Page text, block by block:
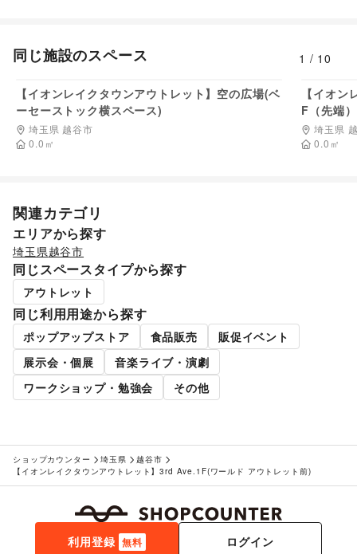
同じ施設のスペース 1 / 10
【イオンレイクタウンアウトレット】空の広場(ベ
ーセーストック横スペース)
埼玉県 越谷市
0.0 ㎡
【イオ
F（先端
埼玉県
0.0 ㎡
関連カテゴリ
エリアから探す
埼玉県越谷市
同じスペースタイプから探す
アウトレット
同じ利用用途から探す
ポップアップストア 食品販売
販促イベント
展示会・個展
音楽ライブ・演劇
ワークショップ・勉強会
その他
ショップカウンター 埼玉県
越谷市
【イオンレイクタウンアウトレット】3rd Ave.1F(ワールド アウトレット前)
利用登録 無料 ログイン